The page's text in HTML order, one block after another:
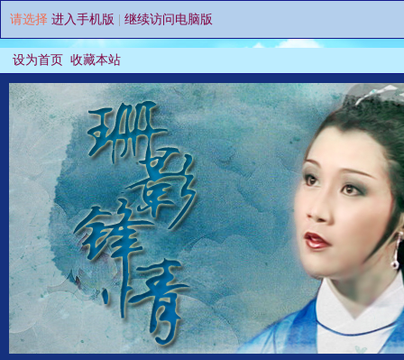
请选择 进入手机版 继续访问电脑版
设为首页 收藏本站